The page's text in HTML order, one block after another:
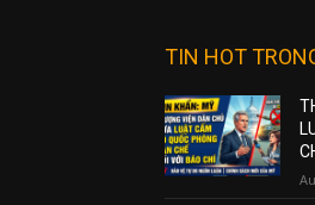
TIN HOT